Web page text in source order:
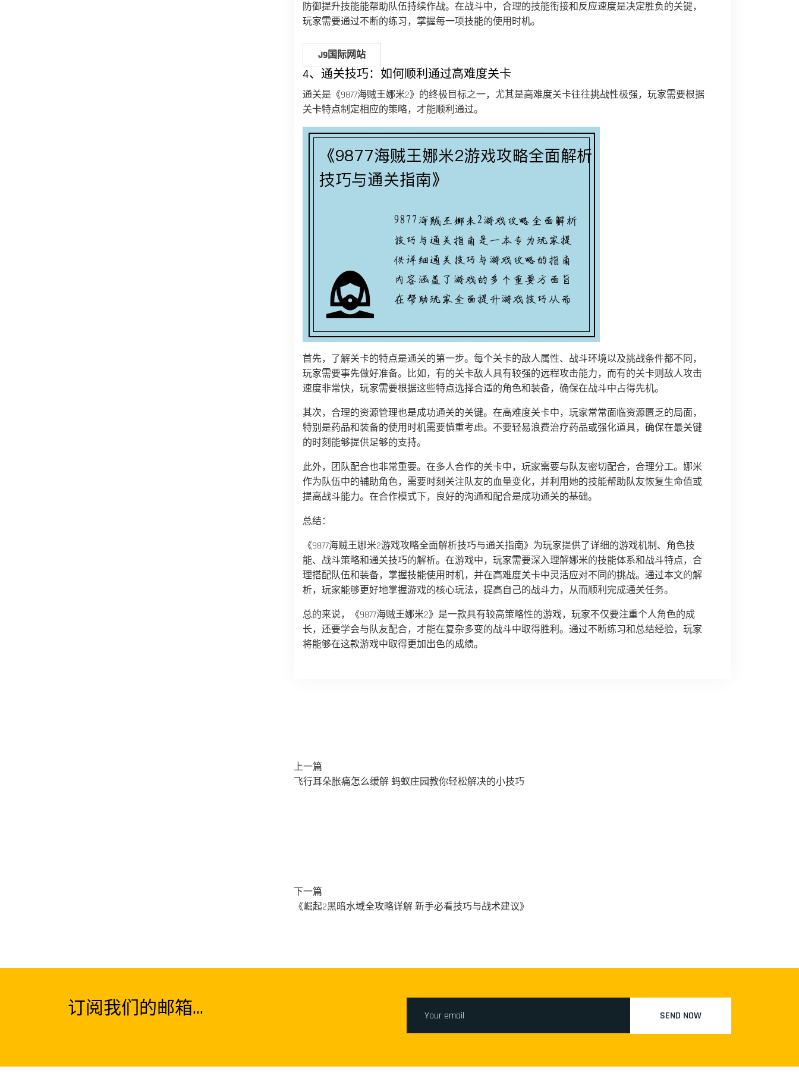
防御提升技能能帮助队伍持续作战。在战斗中，合理的技能衔接和反应速度是决定胜负的关键，
玩家需要通过不断的练习，掌握每一项技能的使用时机。
J9国际网站
4、通关技巧：如何顺利通过高难度关卡
通关是《9877海贼王娜米2》的终极目标之一，尤其是高难度关卡往往挑战性极强，玩家需要根据
关卡特点制定相应的策略，才能顺利通过。
首先，了解关卡的特点是通关的第一步。每个关卡的敌人属性、战斗环境以及挑战条件都不同，
玩家需要事先做好准备。比如，有的关卡敌人具有较强的远程攻击能力，而有的关卡则敌人攻击
速度非常快，玩家需要根据这些特点选择合适的角色和装备，确保在战斗中占得先机。
其次，合理的资源管理也是成功通关的关键。在高难度关卡中，玩家常常面临资源匮乏的局面，
特别是药品和装备的使用时机需要慎重考虑。不要轻易浪费治疗药品或强化道具，确保在最关键
的时刻能够提供足够的支持。
此外，团队配合也非常重要。在多人合作的关卡中，玩家需要与队友密切配合，合理分工。娜米
作为队伍中的辅助角色，需要时刻关注队友的血量变化，并利用她的技能帮助队友恢复生命值或
提高战斗能力。在合作模式下，良好的沟通和配合是成功通关的基础。
总结：
《9877海贼王娜米2游戏攻略全面解析技巧与通关指南》为玩家提供了详细的游戏机制、角色技
能、战斗策略和通关技巧的解析。在游戏中，玩家需要深入理解娜米的技能体系和战斗特点，合
理搭配队伍和装备，掌握技能使用时机，并在高难度关卡中灵活应对不同的挑战。通过本文的解
析，玩家能够更好地掌握游戏的核心玩法，提高自己的战斗力，从而顺利完成通关任务。
总的来说，《9877海贼王娜米2》是一款具有较高策略性的游戏，玩家不仅要注重个人角色的成
长，还要学会与队友配合，才能在复杂多变的战斗中取得胜利。通过不断练习和总结经验，玩家
将能够在这款游戏中取得更加出色的成绩。
上一篇
飞行耳朵胀痛怎么缓解 蚂蚁庄园教你轻松解决的小技巧
下一篇
《崛起2黑暗水域全攻略详解 新手必看技巧与战术建议》
订阅我们的邮箱... SEND NOW